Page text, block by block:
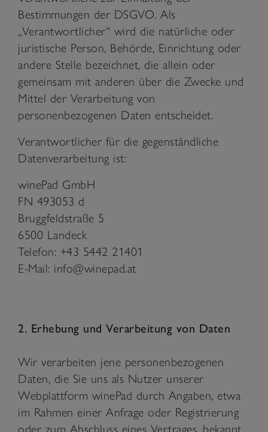
Bestimmungen der DSGVO. Als
„Verantwortlicher“ wird die natürliche oder
juristische Person, Behörde, Einrichtung oder
andere Stelle bezeichnet, die allein oder
gemeinsam mit anderen über die Zwecke und
Mittel der Verarbeitung von
personenbezogenen Daten entscheidet.
Verantwortlicher für die gegenständliche
Datenverarbeitung ist:
winePad GmbH
FN 493053 d
Bruggfeldstraße 5
6500 Landeck
Telefon: +43 5442 21401
E-Mail: info@winepad.at
2. Erhebung und Verarbeitung von Daten
Wir verarbeiten jene personenbezogenen
Daten, die Sie uns als Nutzer unserer
Webplattform winePad durch Angaben, etwa
im Rahmen einer Anfrage oder Registrierung
oder zum Abschluss eines Vertrages, bekannt